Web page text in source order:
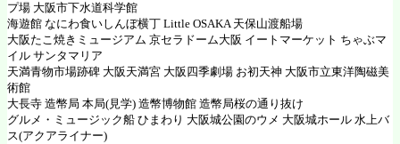
プ場 大阪市下水道科学館
海遊館 なにわ食いしんぼ横丁 Little OSAKA 天保山渡船場
大阪たこ焼きミュージアム 京セラドーム大阪 イートマーケット ちゃぶマ
イル サンタマリア
天満青物市場跡碑 大阪天満宮 大阪四季劇場 お初天神 大阪市立東洋陶磁美
術館
大長寺 造幣局 本局(見学) 造幣博物館 造幣局桜の通り抜け
グルメ・ミュージック船 ひまわり 大阪城公園のウメ 大阪城ホール 水上バ
ス(アクアライナー)